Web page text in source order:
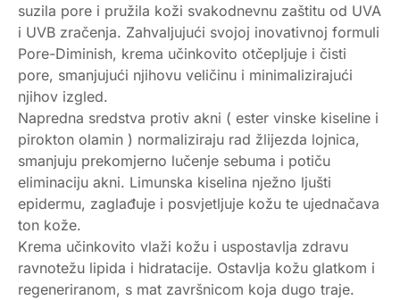
suzila pore i pružila koži svakodnevnu zaštitu od UVA
i UVB zračenja. Zahvaljujući svojoj inovativnoj formuli
Pore-Diminish, krema učinkovito otčepljuje i čisti
pore, smanjujući njihovu veličinu i minimalizirajući
njihov izgled.
Napredna sredstva protiv akni ( ester vinske kiseline i
pirokton olamin ) normaliziraju rad žlijezda lojnica,
smanjuju prekomjerno lučenje sebuma i potiču
eliminaciju akni. Limunska kiselina nježno ljušti
epidermu, zaglađuje i posvjetljuje kožu te ujednačava
ton kože.
Krema učinkovito vlaži kožu i uspostavlja zdravu
ravnotežu lipida i hidratacije. Ostavlja kožu glatkom i
regeneriranom, s mat završnicom koja dugo traje.